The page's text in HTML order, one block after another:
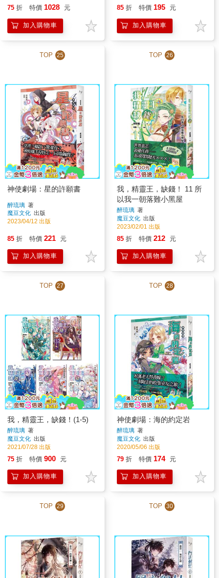
75 折 特價 1028 元
加入購物車
85 折 特價 195 元
加入購物車
TOP 25
神使劇場：星的許願書
醉琉璃 著
魔豆文化 出版
2023/04/12 出版
85 折 特價 221 元
加入購物車
TOP 26
我，精靈王，缺錢！ 11 所
以我一朝落難小黑屋
醉琉璃 著
魔豆文化 出版
2023/02/01 出版
85 折 特價 212 元
加入購物車
TOP 27
我，精靈王，缺錢！(1-5)
醉琉璃 著
魔豆文化 出版
2021/07/28 出版
75 折 特價 900 元
加入購物車
TOP 28
神使劇場：海的約定岩
醉琉璃 著
魔豆文化 出版
2020/05/06 出版
79 折 特價 174 元
加入購物車
TOP 29 TOP 30